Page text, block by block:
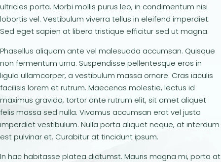
ultricies porta. Morbi mollis purus leo, in condimentum nisi
lobortis vel. Vestibulum viverra tellus in eleifend imperdiet.
Sed eget sapien at libero tristique efficitur sed ut magna.
Phasellus aliquam ante vel malesuada accumsan. Quisque
non fermentum urna. Suspendisse pellentesque eros in
ligula ullamcorper, a vestibulum massa ornare. Cras iaculis
facilisis lorem et rutrum. Maecenas molestie, lectus id
maximus gravida, tortor ante rutrum elit, sit amet aliquet
felis massa sed nulla. Vivamus accumsan erat vel justo
imperdiet vestibulum. Nulla porta aliquet neque, at interdum
est pulvinar et. Curabitur at tincidunt ipsum.
In hac habitasse platea dictumst. Mauris magna mi, porta at